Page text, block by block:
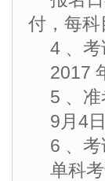
付，每科
4 、考
2017
5 、
9月4
6 、
单科